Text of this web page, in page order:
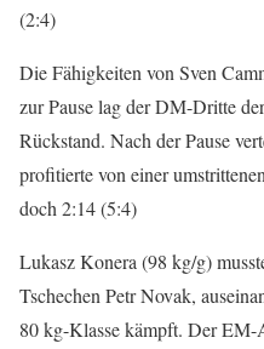
(2:4)
Die Fähigkeiten von Sven
zur Pause lag der DM-Dritte
Rückstand. Nach der Pause
profitierte von einer
doch 2:14 (5:4)
Lukasz Konera (98 kg/g)
Tschechen Petr Novak,
80 kg-Klasse kämpft. Der EM-